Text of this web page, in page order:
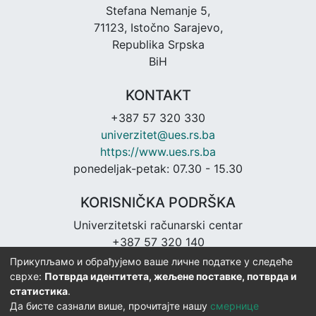
Stefana Nemanje 5,
71123, Istočno Sarajevo,
Republika Srpska
BiH
KONTAKT
+387 57 320 330
univerzitet@ues.rs.ba
https://www.ues.rs.ba
ponedeljak-petak: 07.30 - 15.30
KORISNIČKA PODRŠKA
Univerzitetski računarski centar
+387 57 320 140
urc@ues.rs.ba
https://urc.ues.rs.ba
Прикупљамо и обрађујемо ваше личне податке у следеће
сврхе: Потврда идентитета, жељене поставке, потврда и
статистика.
Да бисте сазнали више, прочитајте нашу смернице